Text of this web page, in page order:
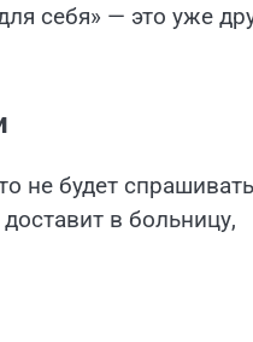
себя» — это уже
не будет спрашивать
в больницу,